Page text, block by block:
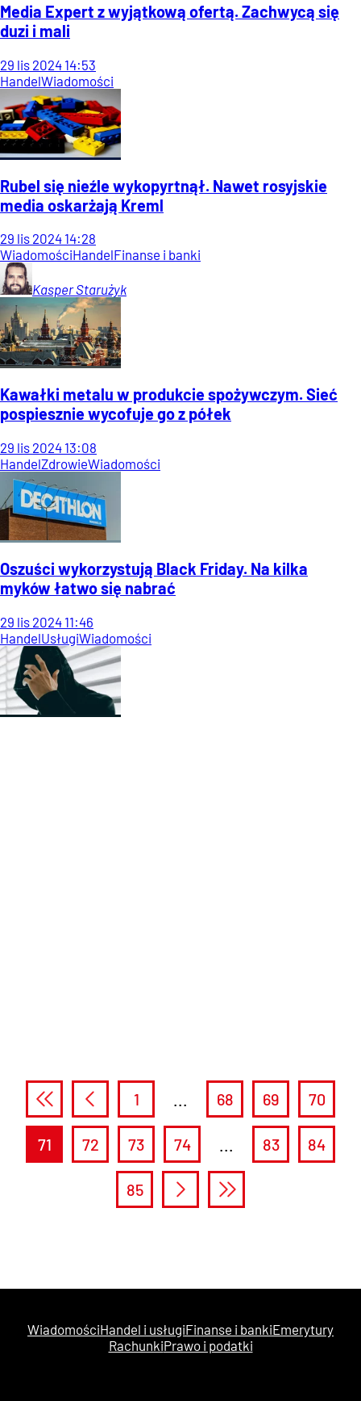
Media Expert z wyjątkową ofertą. Zachwycą się
duzi i mali
29 lis 2024 14:53
HandelWiadomości
Rubel się nieźle wykopyrtnął. Nawet rosyjskie
media oskarżają Kreml
29 lis 2024 14:28
WiadomościHandelFinanse i banki
Kasper Starużyk
Kawałki metalu w produkcie spożywczym. Sieć
pospiesznie wycofuje go z półek
29 lis 2024 13:08
HandelZdrowieWiadomości
Oszuści wykorzystują Black Friday. Na kilka
myków łatwo się nabrać
29 lis 2024 11:46
HandelUsługiWiadomości
1 ... 68 69 70
71 72 73 74 ... 83 84
85
WiadomościHandel i usługiFinanse i bankiEmerytury
RachunkiPrawo i podatki